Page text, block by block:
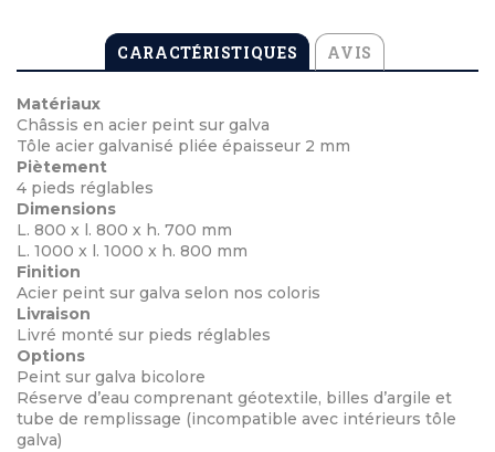
CARACTÉRISTIQUES AVIS
Matériaux
Châssis en acier peint sur galva
Tôle acier galvanisé pliée épaisseur 2 mm
Piètement
4 pieds réglables
Dimensions
L. 800 x l. 800 x h. 700 mm
L. 1000 x l. 1000 x h. 800 mm
Finition
Acier peint sur galva selon nos coloris
Livraison
Livré monté sur pieds réglables
Options
Peint sur galva bicolore
Réserve d’eau comprenant géotextile, billes d’argile et
tube de remplissage (incompatible avec intérieurs tôle
galva)